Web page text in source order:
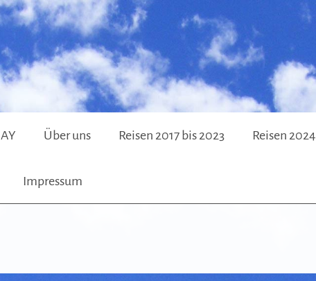
Über uns Reisen 2017 bis 2023 Reisen 2024
Impressum